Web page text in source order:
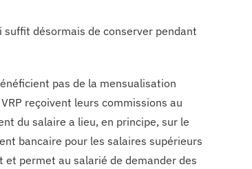
suffit désormais de conserver pendant
pas de la mensualisation
reçoivent leurs commissions au
du salaire a lieu, en principe, sur le
bancaire pour les salaires supérieurs
permet au salarié de demander des